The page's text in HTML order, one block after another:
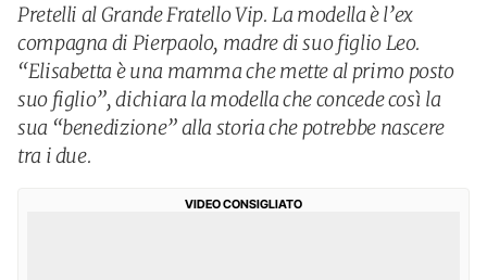
Pretelli al Grande Fratello Vip. La modella è l’ex
compagna di Pierpaolo, madre di suo figlio Leo.
“Elisabetta è una mamma che mette al primo posto
suo figlio”, dichiara la modella che concede così la
sua “benedizione” alla storia che potrebbe nascere
tra i due.
VIDEO CONSIGLIATO